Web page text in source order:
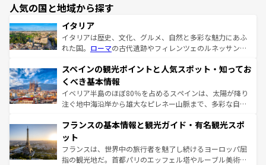
人気の国と地域から探す
イタリア
イタリアは歴史、文化、グルメ、自然と多彩な魅力にあふ
れた国。 ローマの古代遺跡やフィレンツェのルネッサンス
ろん、トスカーナの美しい田園風景やアマルフィ海岸の絶
景など、自然景観も見逃せない。観光の合間には、本場の
ピザやパスタなど、絶品のイタリア料理を堪能することも
できる。朝目覚めてから夜眠るまで、すべての瞬間を楽し
なお、新着のイタリア情報はコンテンツ一覧を参照してほ
しい。
スペインの観光ポイントと人気スポット・知ってお
くべき基本情報
イベリア半島のほぼ80％を占めるスペインは、太陽が降り
注ぐ地中海沿岸から雄大なピレネー山脈まで、多彩な自然
文化が根付くこの国では、情熱的なフラメンコ、熱気あふ
れる闘牛、そして美味しいタパスが生活の一部となってい
る。首都マドリードの洗練された雰囲気や、バルセロナの
アートに溢れた街角から、地方では古代ローマ遺跡や中世
フランスの基本情報と観光ガイド・有名観光スポ
ット
フランスは、世界中の旅行者を魅了し続けるヨーロッパ屈
指の観光地だ。首都パリのエッフェル塔やルーブル美術館